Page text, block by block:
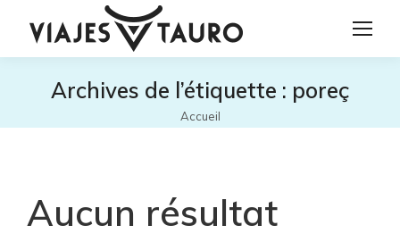
Archives de l’étiquette : poreç
Vous êtes ici :
Accueil
Aucun résultat